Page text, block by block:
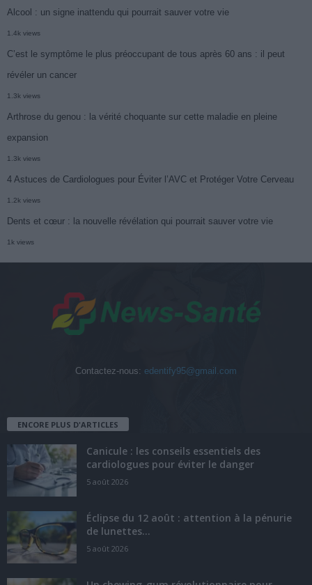
Alcool : un signe inattendu qui pourrait sauver votre vie
1.4k views
C’est le symptôme le plus préoccupant de tous après 60 ans : il peut
révéler un cancer
1.3k views
Arthrose du genou : la vérité choquante sur cette maladie en pleine
expansion
1.3k views
4 Astuces de Cardiologues pour Éviter l’AVC et Protéger Votre Cerveau
1.2k views
Dents et cœur : la nouvelle révélation qui pourrait sauver votre vie
1k views
Contactez-nous: edentify95@gmail.com
ENCORE PLUS D'ARTICLES
Canicule : les conseils essentiels des
cardiologues pour éviter le danger
5 août 2026
Éclipse du 12 août : attention à la pénurie
de lunettes...
5 août 2026